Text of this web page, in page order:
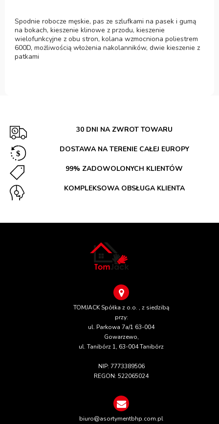
Spodnie robocze męskie, pas ze szlufkami na pasek i gumą
na bokach, kieszenie klinowe z przodu, kieszenie
wielofunkcyjne z obu stron, kolana wzmocniona poliestrem
600D, możliwością włożenia nakolanników, dwie kieszenie z
patkami
30 DNI NA ZWROT TOWARU
DOSTAWA NA TERENIE CAŁEJ EUROPY
99% ZADOWOLONYCH KLIENTÓW
KOMPLEKSOWA OBSŁUGA KLIENTA
TOMJACK Spółka z o.o. , z siedzibą
przy:
ul. Parkowa 7a/1 63-004
Gowarzewo,
ul. Tanibórz 1, 63-004 Tanibórz
NIP: 7773389506
REGON: 522065024
biuro@asortymentbhp.com.pl